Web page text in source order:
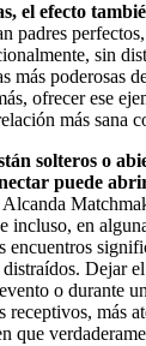
el efecto
padres
sin
más poderosas
ofrecer ese
más sana
solteros o
puede
incluso, en
encuentros
distraídos. Dejar
o durante
receptivos, más
que